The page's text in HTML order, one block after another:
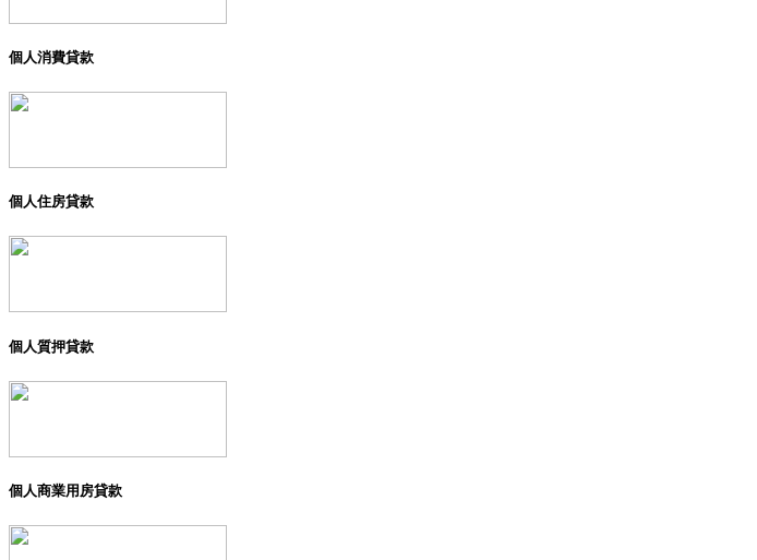
個人消費貸款
個人住房貸款
個人質押貸款
個人商業用房貸款